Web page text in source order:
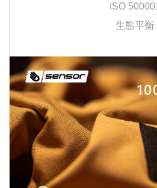
ISO
生態平衡